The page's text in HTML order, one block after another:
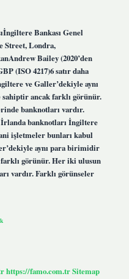
Bankası Genel
Street, Londra,
Bailey (2020’den
(ISO 4217)6 satır daha
ve Galler’dekiyle aynı
ancak farklı görünür.
banknotları vardır.
banknotları İngiltere
işletmeler bunları kabul
aynı para birimidir
farklı görünür. Her iki ulusun
vardır. Farklı görünseler
https://famo.com.trSitemap